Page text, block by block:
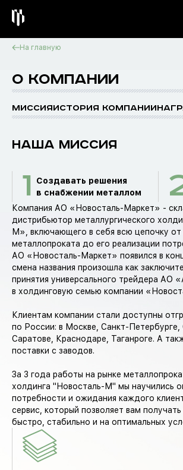
На главную
О КОМПАНИИ
МиссияИстория компании
НАША МИССИЯ
1
Создавать решения
в снабжении металлом
Компания АО «Новосталь-Маркет» -
дистрибьютор металлургического
М», включающего в себя всю цепочку от
металлопроката до его реализации
АО «Новосталь-Маркет» появился в
смена названия произошла как
принятия универсального трейдера АО
в холдинговую семью компании
Клиентам компании стали доступны
по России: в Москве, Санкт-Петербурге,
Саратове, Краснодаре, Таганроге. А
поставки с заводов.
За 3 года работы на рынке
холдинга "Новосталь-М" мы научились
потребности и ожидания каждого
сервис, который позволяет вам
быстро, стабильно и на оптимальных